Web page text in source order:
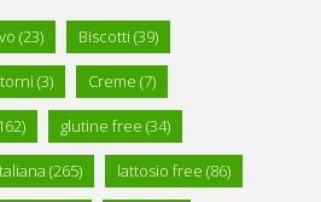
(23) Biscotti (39)
(3) Creme (7)
glutine free (34)
(265) lattosio free (86)